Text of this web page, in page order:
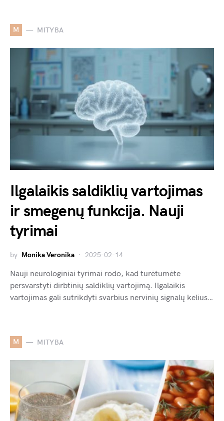
M MITYBA
Ilgalaikis saldiklių vartojimas
ir smegenų funkcija. Nauji
tyrimai
by Monika Veronika 2025-02-14
Nauji neurologiniai tyrimai rodo, kad turėtumėte
persvarstyti dirbtinių saldiklių vartojimą. Ilgalaikis
vartojimas gali sutrikdyti svarbius nervinių signalų kelius…
M MITYBA